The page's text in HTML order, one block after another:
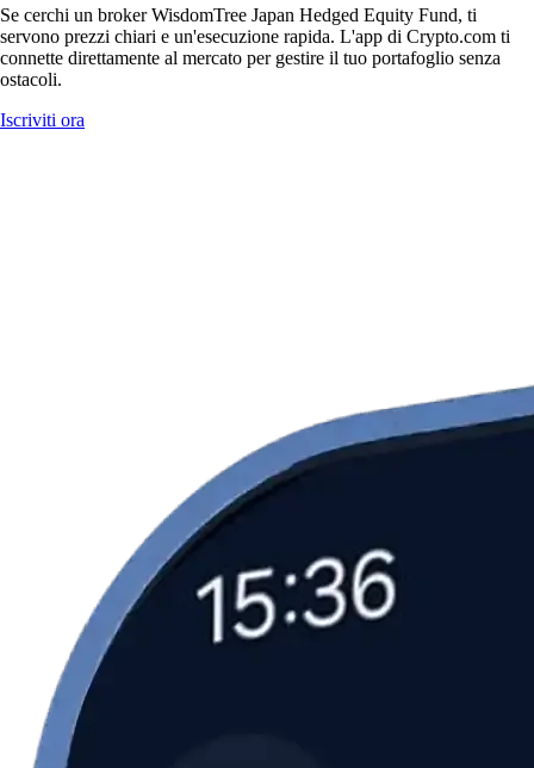
Se cerchi un broker WisdomTree Japan Hedged Equity Fund, ti
servono prezzi chiari e un'esecuzione rapida. L'app di Crypto.com ti
connette direttamente al mercato per gestire il tuo portafoglio senza
ostacoli.
Iscriviti ora